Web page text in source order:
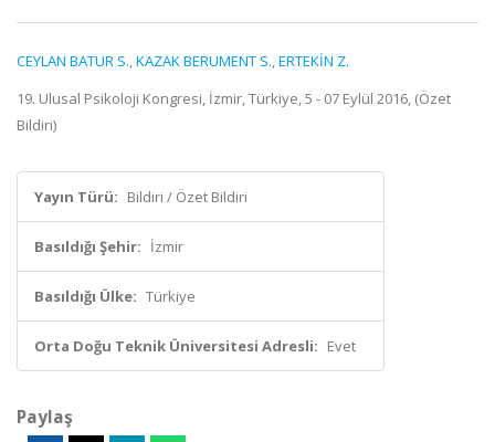
CEYLAN BATUR S.,KAZAK BERUMENT S.,ERTEKİN Z.
19. Ulusal Psikoloji Kongresi, İzmir, Türkiye, 5 - 07 Eylül 2016, (Özet
Bildiri)
Yayın Türü: Bildiri / Özet Bildiri
Basıldığı Şehir: İzmir
Basıldığı Ülke: Türkiye
Orta Doğu Teknik Üniversitesi Adresli: Evet
Paylaş